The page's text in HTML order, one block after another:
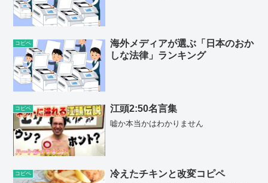
コピペ
海外メディアが選ぶ「日本のおか
しな法律」ランキング
コピペ 江頭2:50名言集
嘘か本当かはわかりません
コピペ 冷えたチキンと改変コピペ